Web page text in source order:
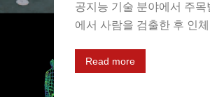
공지능 기술 분야에서 주
에서 사람을 검출한 후 인
Read more